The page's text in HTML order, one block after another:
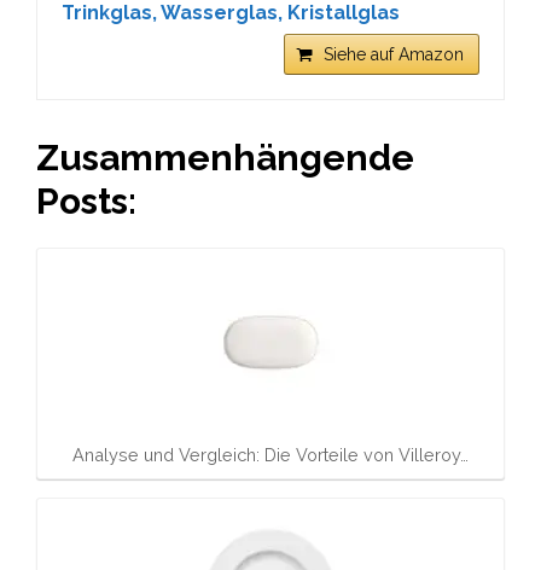
Trinkglas, Wasserglas, Kristallglas
Siehe auf Amazon
Zusammenhängende
Posts:
Analyse und Vergleich: Die Vorteile von Villeroy…